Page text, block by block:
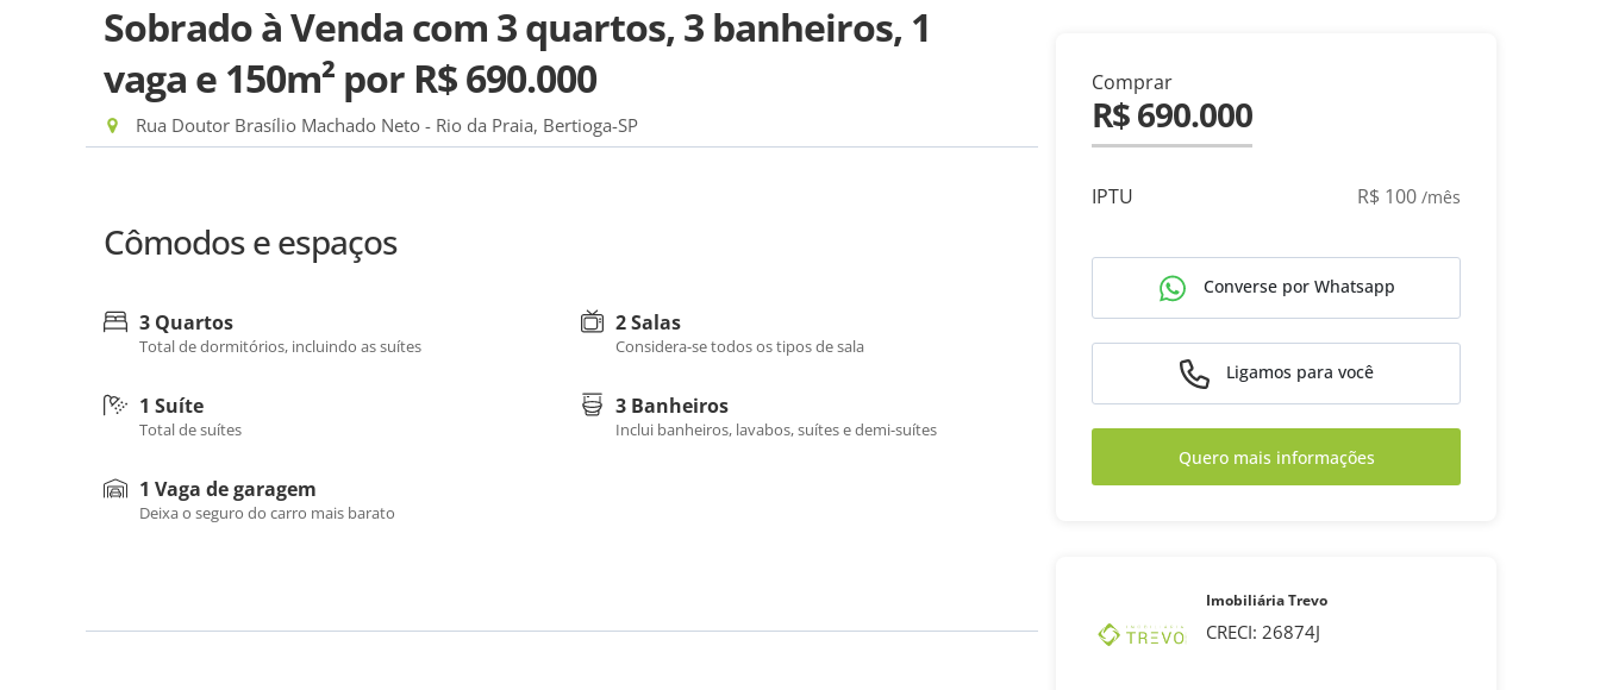
Sobrado à Venda com 3 quartos, 3 banheiros, 1
vaga e 150m² por R$ 690.000
Rua Doutor Brasílio Machado Neto - Rio da Praia, Bertioga-SP
Cômodos e espaços
3 Quartos
Total de dormitórios, incluindo as suítes
2 Salas
Considera-se todos os tipos de sala
1 Suíte
Total de suítes
3 Banheiros
Inclui banheiros, lavabos, suítes e demi-suítes
1 Vaga de garagem
Deixa o seguro do carro mais barato
Comprar
R$ 690.000
IPTU R$ 100 /mês
Converse por Whatsapp
Ligamos para você
Quero mais informações
Imobiliária Trevo
CRECI: 26874J